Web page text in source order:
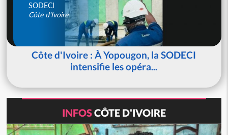
SODECI
Côte d'Ivoire
Côte d'Ivoire : À Yopougon, la SODECI
intensifie les opéra...
INFOSCÔTE D'IVOIRE